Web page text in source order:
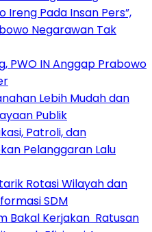
Ireng Pada Insan Pers”,
Negarawan Tak
PWO IN Anggap Prabowo
Lebih Mudah dan
Publik
Patroli, dan
Pelanggaran Lalu
Rotasi Wilayah dan
SDM
Bakal Kerjakan Ratusan